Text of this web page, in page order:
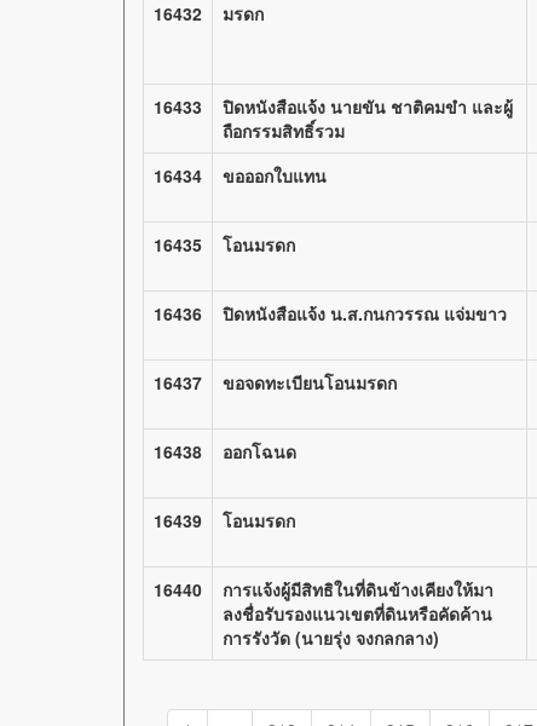
16432 มรดก
16433
ปิดหนังสือแจ้ง นายขัน ชาติคมขำ และผู้
ถือกรรมสิทธิ์รวม
16434 ขอออกใบแทน
16435
โอนมรดก
16436
ปิดหนังสือแจ้ง น.ส.กนกวรรณ แจ่มขาว
16437 ขอจดทะเบียนโอนมรดก
16438
ออกโฉนด
16439
โอนมรดก
16440
การแจ้งผู้มีสิทธิในที่ดินข้างเคียงให้มา
ลงชื่อรับรองแนวเขตที่ดินหรือคัดค้าน
การรังวัด (นายรุ่ง จงกลกลาง)